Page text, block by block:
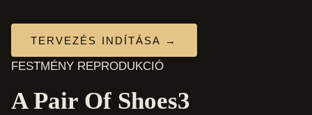
TERVEZÉS INDÍTÁSA →
FESTMÉNY REPRODUKCIÓ
A Pair Of Shoes3